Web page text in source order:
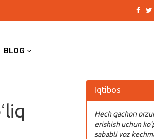
BLOG
Iqtibos
Hech qachon
erishish uchun
sababli voz